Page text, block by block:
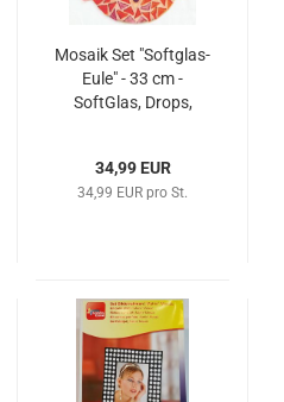
Mosaik Set "Softglas-
Eule" - 33 cm -
SoftGlas, Drops,
34,99 EUR
34,99 EUR pro St.